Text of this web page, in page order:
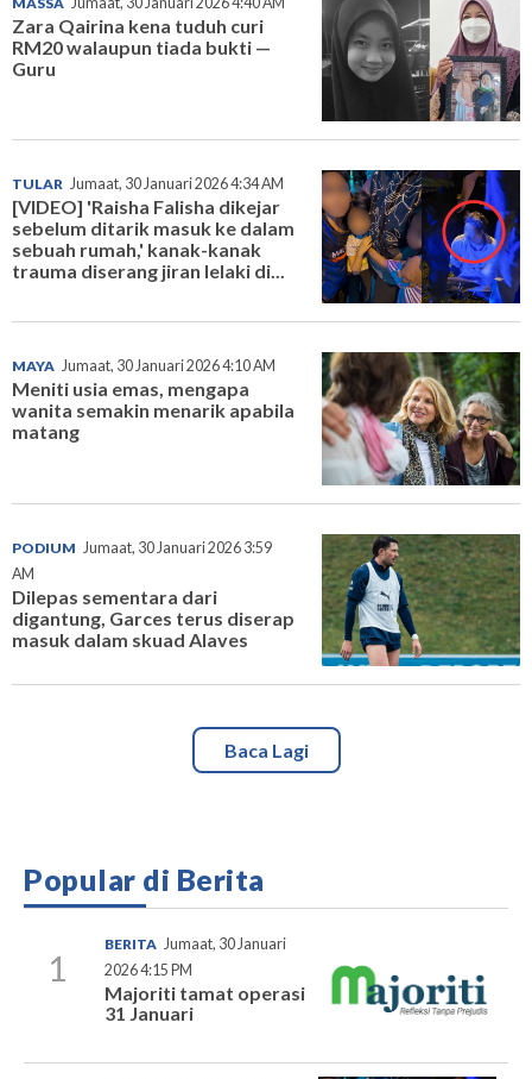
Zara Qairina kena tuduh curi
RM20 walaupun tiada bukti —
Guru
TULAR Jumaat, 30 Januari 2026 4:34 AM
[VIDEO] 'Raisha Falisha dikejar
sebelum ditarik masuk ke dalam
sebuah rumah,' kanak-kanak
trauma diserang jiran lelaki di...
MAYA Jumaat, 30 Januari 2026 4:10 AM
Meniti usia emas, mengapa
wanita semakin menarik apabila
matang
PODIUM Jumaat, 30 Januari 2026 3:59
AM
Dilepas sementara dari
digantung, Garces terus diserap
masuk dalam skuad Alaves
Baca Lagi
Popular di Berita
1
BERITA Jumaat, 30 Januari
2026 4:15 PM
Majoriti tamat operasi
31 Januari